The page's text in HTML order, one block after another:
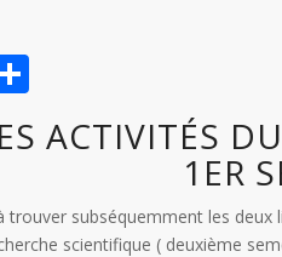
ACTIVITÉS
1ER
trouver subséquemment les deux
scientifique ( deuxième